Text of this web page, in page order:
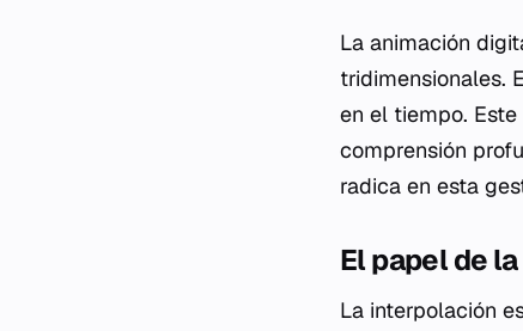
La animación
tridimensionales.
en el tiempo.
comprensión
radica en esta
El papel de
La interpolación